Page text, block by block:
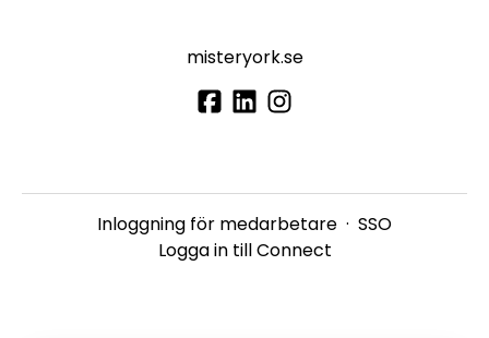
misteryork.se
Inloggning för medarbetare · SSO
Logga in till Connect